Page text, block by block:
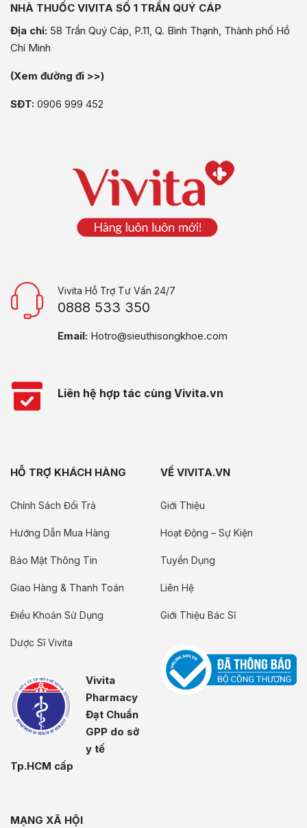
NHÀ THUỐC VIVITA SỐ 1 TRẦN QUÝ CÁP
Địa chỉ: 58 Trần Quý Cáp, P.11, Q. Bình Thạnh, Thành phố Hồ
Chí Minh
(Xem đường đi >>)
SĐT: 0906 999 452
Vivita Hỗ Trợ Tư Vấn 24/7
0888 533 350
Email: Hotro@sieuthisongkhoe.com
Liên hệ hợp tác cùng Vivita.vn
HỖ TRỢ KHÁCH HÀNG
Chính Sách Đổi Trả
Hướng Dẫn Mua Hàng
Bảo Mật Thông Tin
Giao Hàng & Thanh Toán
Điều Khoản Sử Dụng
Dược Sĩ Vivita
Vivita
Pharmacy
Đạt Chuẩn
GPP do sở
y tế
Tp.HCM cấp
VỀ VIVITA.VN
Giới Thiệu
Hoạt Động – Sự Kiện
Tuyển Dụng
Liên Hệ
Giới Thiệu Bác Sĩ
MẠNG XÃ HỘI